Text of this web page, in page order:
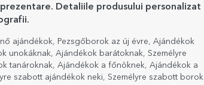
Detaliile produsului personalizat
ajándékok, Pezsgőborok az új évre, Ajándékok
unokáknak, Ajándékok barátoknak, Személyre
tanároknak, Ajándékok a főnöknek, Ajándékok a
szabott ajándékok neki, Személyre szabott borok